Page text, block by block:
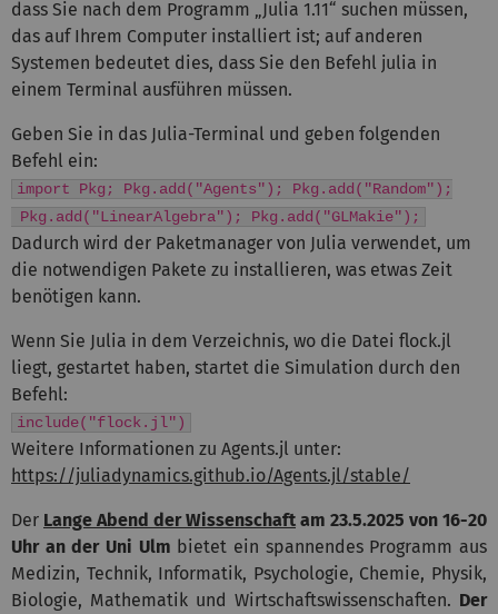
dass Sie nach dem Programm „Julia 1.11“ suchen müssen,
das auf Ihrem Computer installiert ist; auf anderen
Systemen bedeutet dies, dass Sie den Befehl julia in
einem Terminal ausführen müssen.
Geben Sie in das Julia-Terminal und geben folgenden
Befehl ein:
import Pkg; Pkg.add("Agents"); Pkg.add("Random");
Pkg.add("LinearAlgebra"); Pkg.add("GLMakie");
Dadurch wird der Paketmanager von Julia verwendet, um
die notwendigen Pakete zu installieren, was etwas Zeit
benötigen kann.
Wenn Sie Julia in dem Verzeichnis, wo die Datei flock.jl
liegt, gestartet haben, startet die Simulation durch den
Befehl:
include("flock.jl")
Weitere Informationen zu Agents.jl unter:
https://juliadynamics.github.io/Agents.jl/stable/
Der Lange Abend der Wissenschaft am 23.5.2025 von 16-20
Uhr an der Uni Ulm bietet ein spannendes Programm aus
Medizin, Technik, Informatik, Psychologie, Chemie, Physik,
Biologie, Mathematik und Wirtschaftswissenschaften. Der